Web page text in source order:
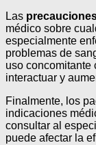
Las
médico sobre
especialmente
problemas de
uso concomitante
interactuar y
Finalmente, los
indicaciones
consultar al
puede afectar la